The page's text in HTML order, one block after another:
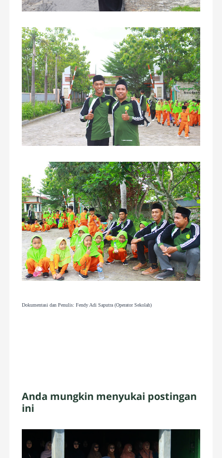
Dokumentasi dan Penulis: Fendy Adi Saputra (Operator Sekolah)
Anda mungkin menyukai postingan
ini